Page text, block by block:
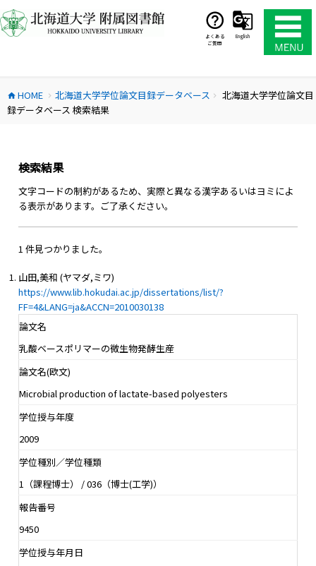
ン
テ
ス
キ
よくある
ご質問
English
home HOME chevron_right 北海道大学学位論文目録データベース chevron_right
北海道大学学位論文目
録データベース 検索結果
検索結果
文字コードの制約があるため、実際と異なる漢字あるいはヨミによ
る表示があります。ご了承ください。
1 件見つかりました。
山田,美和 (ヤマダ,ミワ)
https://www.lib.hokudai.ac.jp/dissertations/list/?
FF=4&LANG=ja&ACCN=2010030138
論文名
乳酸ベースポリマーの微生物発酵生産
論文名(欧文)
Microbial production of lactate-based polyesters
学位授与年度
2009
学位種別／学位種類
1（課程博士） / 036（博士(工学)）
報告番号
9450
学位授与年月日